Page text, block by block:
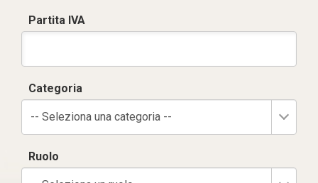
Partita IVA
Categoria
-- Seleziona una categoria --
Ruolo